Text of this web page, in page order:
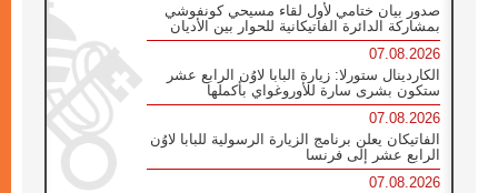
صدور بيان ختامي لأول لقاء مسيحي كونفوشي
بمشاركة الدائرة الفاتيكانية للحوار بين الأديان
07.08.2026
الكاردينال ستورلا: زيارة البابا لاوُن الرابع عشر
ستكون بشرى سارة للأوروغواي بأكملها
07.08.2026
الفاتيكان يعلن برنامج الزيارة الرسولية للبابا لاوُن
الرابع عشر إلى فرنسا
07.08.2026